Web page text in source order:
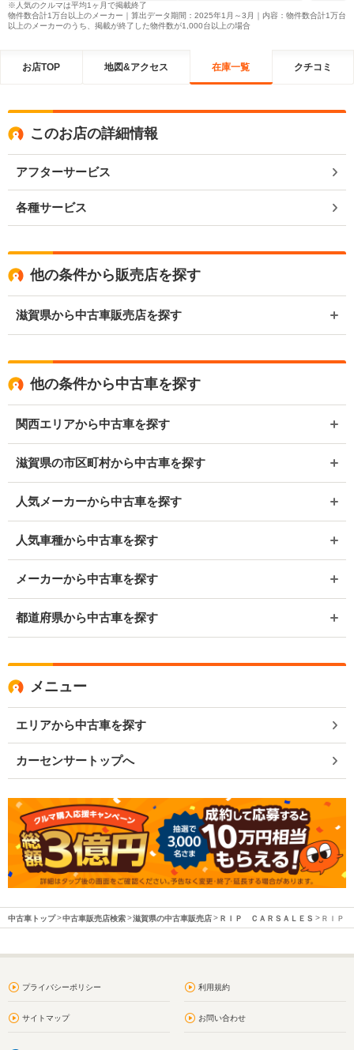
※人気のクルマは平均1ヶ月で掲載終了
物件数合計1万台以上のメーカー｜算出データ期間：2025年1月～3月｜内容：物件数合計1万台
以上のメーカーのうち、掲載が終了した物件数が1,000台以上の場合
お店TOP 地図&アクセス 在庫一覧 クチコミ
このお店の詳細情報
アフターサービス
各種サービス
他の条件から販売店を探す
滋賀県から中古車販売店を探す
他の条件から中古車を探す
関西エリアから中古車を探す
滋賀県の市区町村から中古車を探す
人気メーカーから中古車を探す
人気車種から中古車を探す
メーカーから中古車を探す
都道府県から中古車を探す
メニュー
エリアから中古車を探す
カーセンサートップへ
中古車トップ 中古車販売店検索 滋賀県の中古車販売店 ＲＩＰ ＣＡＲＳＡＬＥＳ ＲＩＰ
プライバシーポリシー 利用規約
サイトマップ お問い合わせ